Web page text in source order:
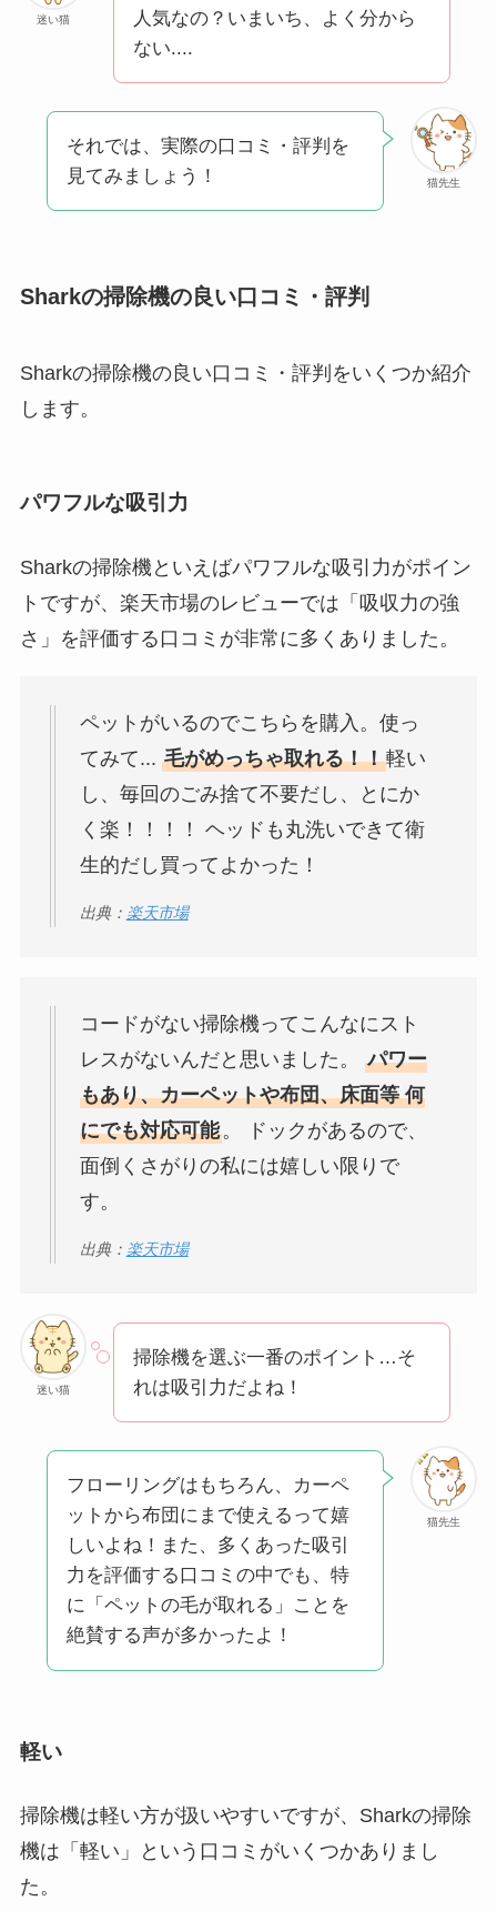
迷い猫
人気なの？いまいち、よく分から
ない....
猫先生
それでは、実際の口コミ・評判を
見てみましょう！
Sharkの掃除機の良い口コミ・評判
Sharkの掃除機の良い口コミ・評判をいくつか紹介
します。
パワフルな吸引力
Sharkの掃除機といえばパワフルな吸引力がポイン
トですが、楽天市場のレビューでは「吸収力の強
さ」を評価する口コミが非常に多くありました。
ペットがいるのでこちらを購入。使っ
てみて... 毛がめっちゃ取れる！！軽い
し、毎回のごみ捨て不要だし、とにか
く楽！！！！ ヘッドも丸洗いできて衛
生的だし買ってよかった！
出典： 楽天市場
コードがない掃除機ってこんなにスト
レスがないんだと思いました。 パワー
もあり、カーペットや布団、床面等 何
にでも対応可能。 ドックがあるので、
面倒くさがりの私には嬉しい限りで
す。
出典： 楽天市場
迷い猫
掃除機を選ぶ一番のポイント…そ
れは吸引力だよね！
猫先生
フローリングはもちろん、カーペ
ットから布団にまで使えるって嬉
しいよね！また、多くあった吸引
力を評価する口コミの中でも、特
に「ペットの毛が取れる」ことを
絶賛する声が多かったよ！
軽い
掃除機は軽い方が扱いやすいですが、Sharkの掃除
機は「軽い」という口コミがいくつかありまし
た。